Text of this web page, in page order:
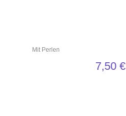
Mit Perlen
7,50€